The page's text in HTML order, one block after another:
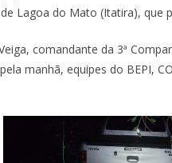
Lagoa do Mato (Itatira), que
comandante da 3ª
manhã, equipes do BEPI,